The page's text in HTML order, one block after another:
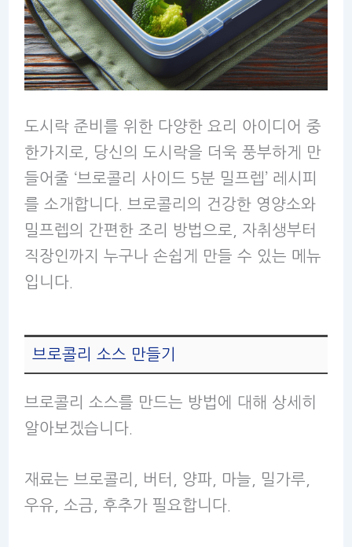
도시락 준비를 위한 다양한 요리 아이디어 중
한가지로, 당신의 도시락을 더욱 풍부하게 만
들어줄 ‘브로콜리 사이드 5분 밀프렙’ 레시피
를 소개합니다. 브로콜리의 건강한 영양소와
밀프렙의 간편한 조리 방법으로, 자취생부터
직장인까지 누구나 손쉽게 만들 수 있는 메뉴
입니다.
브로콜리 소스 만들기
브로콜리 소스를 만드는 방법에 대해 상세히
알아보겠습니다.
재료는 브로콜리, 버터, 양파, 마늘, 밀가루,
우유, 소금, 후추가 필요합니다.